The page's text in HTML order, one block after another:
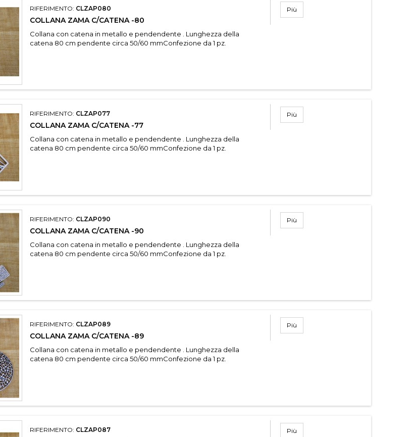
RIFERIMENTO: CLZAP080
COLLANA ZAMA C/CATENA -80
Collana con catena in metallo e pendendente . Lunghezza della
catena 80 cm pendente circa 50/60 mmConfezione da 1 pz.
Più
RIFERIMENTO: CLZAP077
COLLANA ZAMA C/CATENA -77
Collana con catena in metallo e pendendente . Lunghezza della
catena 80 cm pendente circa 50/60 mmConfezione da 1 pz.
Più
RIFERIMENTO: CLZAP090
COLLANA ZAMA C/CATENA -90
Collana con catena in metallo e pendendente . Lunghezza della
catena 80 cm pendente circa 50/60 mmConfezione da 1 pz.
Più
RIFERIMENTO: CLZAP089
COLLANA ZAMA C/CATENA -89
Collana con catena in metallo e pendendente . Lunghezza della
catena 80 cm pendente circa 50/60 mmConfezione da 1 pz.
Più
RIFERIMENTO: CLZAP087 Più